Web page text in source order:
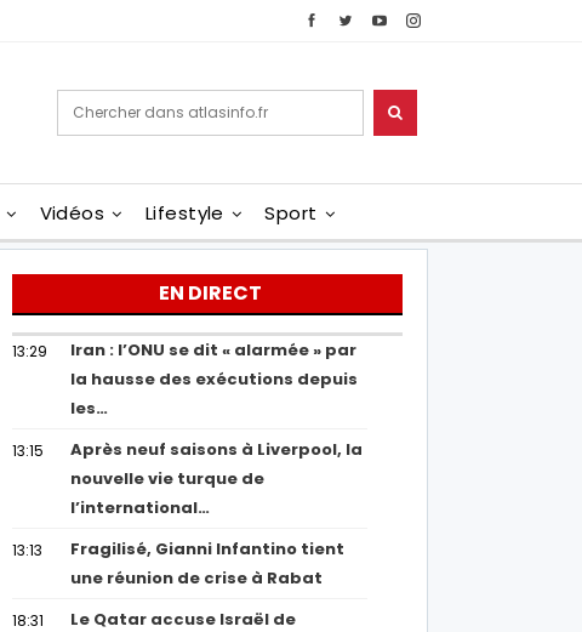
Vidéos Lifestyle Sport
EN DIRECT
13:29
Iran : l’ONU se dit « alarmée » par
la hausse des exécutions depuis
les…
13:15
Après neuf saisons à Liverpool, la
nouvelle vie turque de
l’international…
13:13
Fragilisé, Gianni Infantino tient
une réunion de crise à Rabat
18:31
Le Qatar accuse Israël de